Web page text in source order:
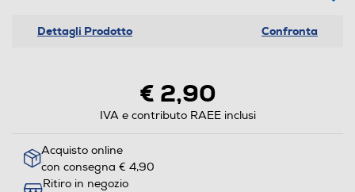
Dettagli Prodotto Confronta
€ 2,90
IVA e contributo RAEE inclusi
Acquisto online
con consegna € 4,90
Ritiro in negozio